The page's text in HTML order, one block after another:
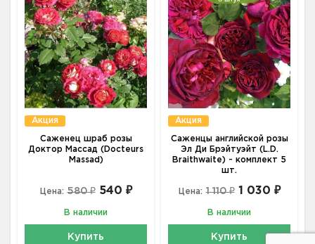
Акция
Саженец шраб розы
Доктор Массад (Docteurs
Massad)
Цена: 580 ₽ 540 ₽
В наличии
Купить
Акция
Саженцы английской розы
Эл Ди Брэйтуэйт (L.D.
Braithwaite) - комплект 5
шт.
Цена: 1 110 ₽ 1 030 ₽
В наличии
Купить